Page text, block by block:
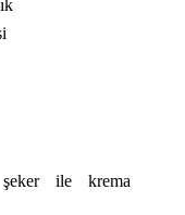
şeker ile krema